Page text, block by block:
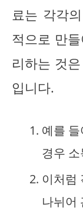
료는 각각
적으로 만
리하는 것
입니다.
예를
경우
이처럼
나뉘어